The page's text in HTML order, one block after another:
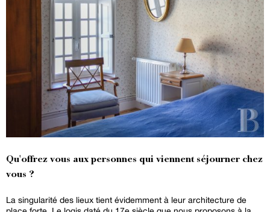
Qu'offrez vous aux personnes qui viennent séjourner chez
vous ?
La singularité des lieux tient évidemment à leur architecture de